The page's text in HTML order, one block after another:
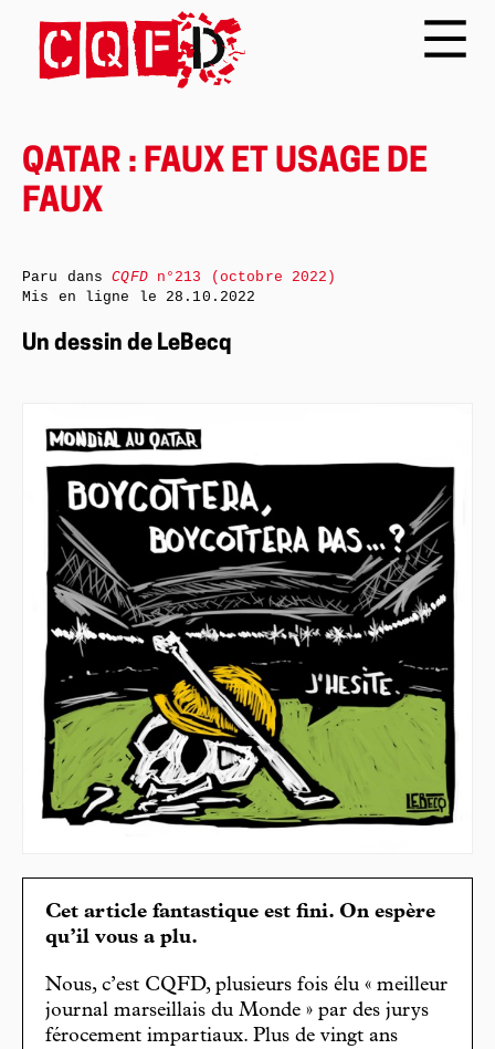
QATAR : FAUX ET USAGE DE
FAUX
Un dessin de LeBecq
Cet article fantastique est fini. On espère
qu’il vous a plu.
Nous, c’est CQFD, plusieurs fois élu « meilleur
journal marseillais du Monde » par des jurys
férocement impartiaux. Plus de vingt ans
Paru dansCQFDn°213 (octobre 2022)
Mis en ligne le 28.10.2022